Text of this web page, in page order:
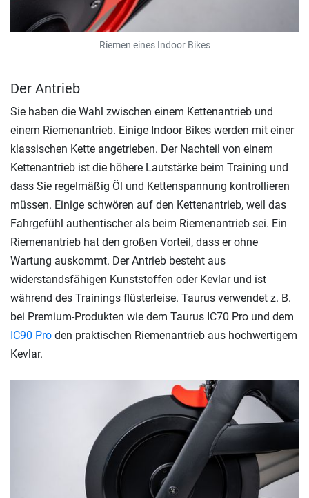
Riemen eines Indoor Bikes
Der Antrieb
Sie haben die Wahl zwischen einem Kettenantrieb und
einem Riemenantrieb. Einige Indoor Bikes werden mit einer
klassischen Kette angetrieben. Der Nachteil von einem
Kettenantrieb ist die höhere Lautstärke beim Training und
dass Sie regelmäßig Öl und Kettenspannung kontrollieren
müssen. Einige schwören auf den Kettenantrieb, weil das
Fahrgefühl authentischer als beim Riemenantrieb sei. Ein
Riemenantrieb hat den großen Vorteil, dass er ohne
Wartung auskommt. Der Antrieb besteht aus
widerstandsfähigen Kunststoffen oder Kevlar und ist
während des Trainings flüsterleise. Taurus verwendet z. B.
bei Premium-Produkten wie dem Taurus IC70 Pro und dem
IC90 Pro den praktischen Riemenantrieb aus hochwertigem
Kevlar.